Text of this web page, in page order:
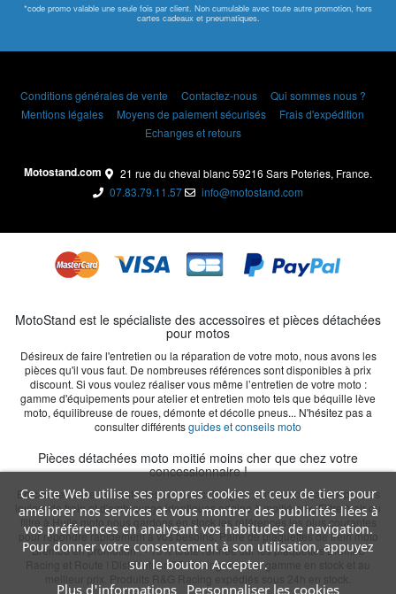
*code promo valable une seule fois par client. Non cumulable avec toute autre promotion, hors
cartes cadeaux et pneumatiques.
Conditions générales de vente Contactez-nous
Qui sommes nous ?
Mentions légales
Moyens de paiement sécurisés
Frais d'expédition
Echanges et retours
Motostand.com
21 rue du cheval blanc 59216 Sars Poteries, France.
07.83.79.11.57
info@motostand.com
Ce site Web utilise ses propres cookies et ceux de tiers pour
améliorer nos services et vous montrer des publicités liées à
vos préférences en analysant vos habitudes de navigation.
Pour donner votre consentement à son utilisation, appuyez
sur le bouton Accepter.
Plus d'informations Personnaliser les cookies
MotoStand est le spécialiste des accessoires et pièces détachées
pour motos
Désireux de faire l'entretien ou la réparation de votre moto, nous avons les
pièces qu'il vous faut. De nombreuses références sont disponibles à prix
discount. Si vous voulez réaliser vous même l’entretien de votre moto :
gamme d'équipements pour atelier et entretien moto tels que béquille lève
moto, équilibreuse de roues, démonte et décolle pneus... N'hésitez pas a
consulter différentsguides et conseils moto
Pièces détachées moto moitié moins cher que chez votre
concessionnaire !
En cas de casse ou chute, les éléments d'origine sont remplaçables par nos
leviers de frein et d'embrayage identiques origine à moitié prix. Filtre à air ou
filtre à Huile moto nous gardons en stock les références les plus courantes
pour répondre rapidement à vos besoins. Paire de plaquettes de frein moto
Brembo en promotion : - 15% toute l'année sur les plaquettes Brembo
Racing et Route ! Distributeur GB Racing, toute la gamme en stock et au